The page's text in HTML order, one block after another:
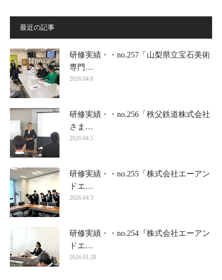
最近の記事
研修実績・・no.257「山梨県立宝石美術
専門…
2026.04.8
研修実績・・no.256「秩父鉄道株式会社
さま…
2026.04.5
研修実績・・no.255「株式会社エーアン
ドエ…
2026.04.3
研修実績・・no.254『株式会社エーアン
ドエ…
2026.01.28